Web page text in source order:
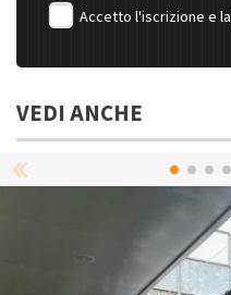
Accetto l'iscrizione e la
VEDI ANCHE